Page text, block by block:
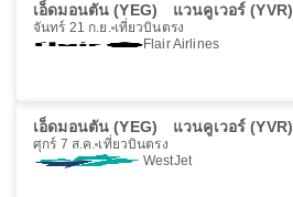
เอ็ดมอนตัน (YEG) แวนคูเวอร์ (YVR)
จันทร์ 21 ก.ย. เที่ยวบินตรง
Flair Airlines
เอ็ดมอนตัน (YEG) แวนคูเวอร์ (YVR)
ศุกร์ 7 ส.ค. เที่ยวบินตรง
WestJet